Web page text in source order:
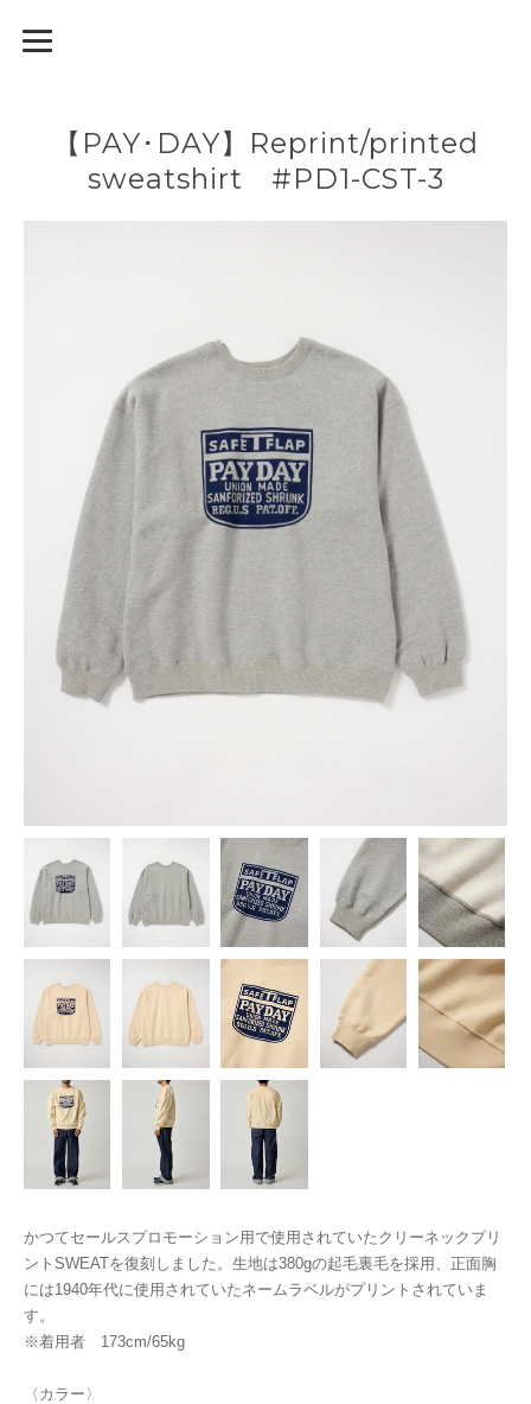
【PAY･DAY】Reprint/printed
sweatshirt #PD1-CST-3
かつてセールスプロモーション用で使用されていたクリーネックプリ
ントSWEATを復刻しました。生地は380gの起毛裏毛を採用、正面胸
には1940年代に使用されていたネームラベルがプリントされていま
す。
※着用者 173cm/65kg
〈カラー〉